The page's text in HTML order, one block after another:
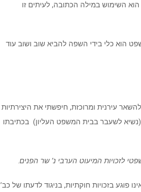
הוא השימוש במילה הכתובה, לעיתים זו
הוא כלי בידי השפה להביא שוב ושוב עוד
עירנית ומרוכזת, חיפשתי את היצירתיות
(נשיא לשעבר בבית המשפט העליון) בכתיבתו
.
פוגע בזכויות חוקתיות, בניגוד לדעתו של כב’